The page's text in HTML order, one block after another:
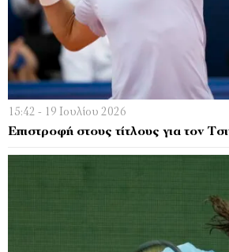
15:42 - 19 Ιουλίου 2026
Επιστροφή στους τίτλους για τον